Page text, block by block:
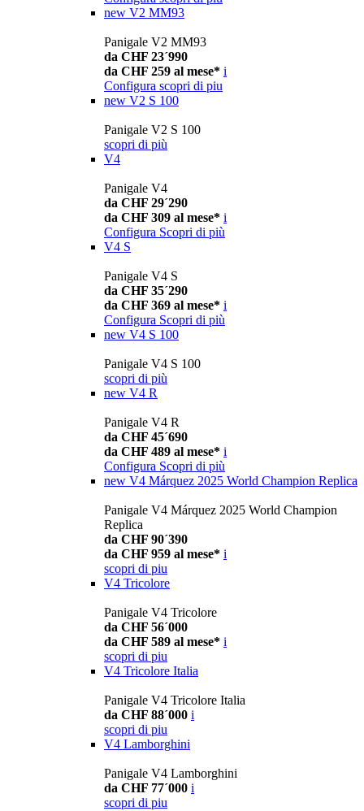
new V2 MM93
Panigale V2 MM93
da CHF 23´990
da CHF 259 al mese* i
Configura scopri di piu
new V2 S 100
Panigale V2 S 100
scopri di più
V4
Panigale V4
da CHF 29´290
da CHF 309 al mese* i
Configura Scopri di più
V4 S
Panigale V4 S
da CHF 35´290
da CHF 369 al mese* i
Configura Scopri di più
new V4 S 100
Panigale V4 S 100
scopri di più
new V4 R
Panigale V4 R
da CHF 45´690
da CHF 489 al mese* i
Configura Scopri di più
new V4 Márquez 2025 World Champion Replica
Panigale V4 Márquez 2025 World Champion
Replica
da CHF 90´390
da CHF 959 al mese* i
scopri di piu
V4 Tricolore
Panigale V4 Tricolore
da CHF 56´000
da CHF 589 al mese* i
scopri di piu
V4 Tricolore Italia
Panigale V4 Tricolore Italia
da CHF 88´000 i
scopri di piu
V4 Lamborghini
Panigale V4 Lamborghini
da CHF 77´000 i
scopri di piu